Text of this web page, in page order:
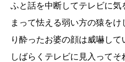
ふと話を中断してテレビに気
まって怯える弱い方の猿を
り酔ったお婆の顔は威嚇して
しばらくテレビに見入って